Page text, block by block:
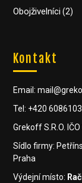
Obojživelníci (2)
Kontakt
Email:
Tel: +420
Grekoff S.R.O.
Sídlo firmy:
Praha
Výdejní místo: